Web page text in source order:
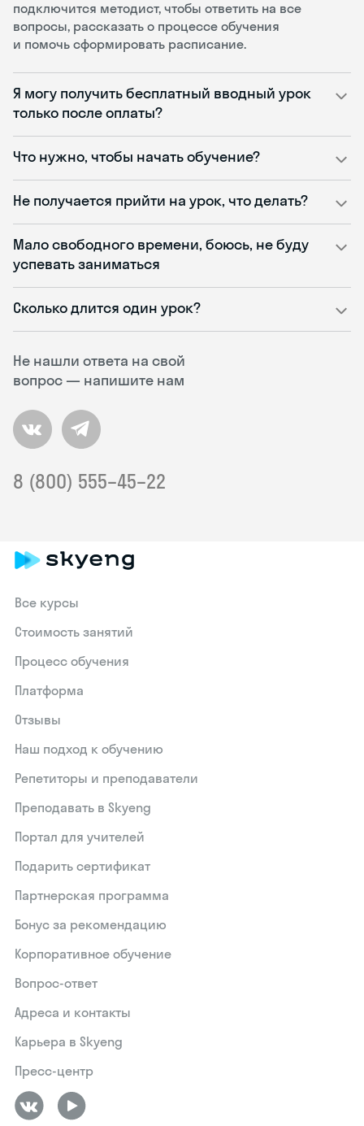
Не нашли ответа на свой
вопрос — напишите нам
8 (800) 555–45–22
подключится методист, чтобы ответить на все
вопросы, рассказать о процессе обучения
и помочь сформировать расписание.
Я могу получить бесплатный вводный урок
только после оплаты?
Что нужно, чтобы начать обучение?
Не получается прийти на урок, что делать?
Мало свободного времени, боюсь, не буду
успевать заниматься
Сколько длится один урок?
Все курсы
Стоимость занятий
Процесс обучения
Платформа
Отзывы
Наш подход к обучению
Репетиторы и преподаватели
Преподавать в Skyeng
Портал для учителей
Подарить сертификат
Партнерская программа
Бонус за рекомендацию
Корпоративное обучение
Вопрос-ответ
Адреса и контакты
Карьера в Skyeng
Пресс-центр